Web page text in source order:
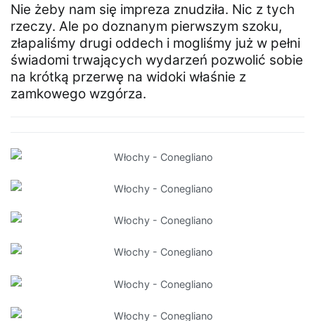
Nie żeby nam się impreza znudziła. Nic z tych
rzeczy. Ale po doznanym pierwszym szoku,
złapaliśmy drugi oddech i mogliśmy już w pełni
świadomi trwających wydarzeń pozwolić sobie
na krótką przerwę na widoki właśnie z
zamkowego wzgórza.